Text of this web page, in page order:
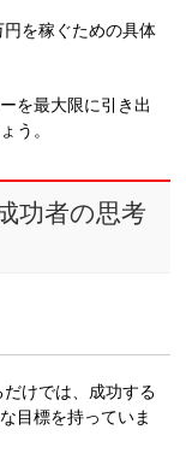
を稼ぐための具体
を最大限に引き出
う。
功者の思考
だけでは、成功する
目標を持っていま